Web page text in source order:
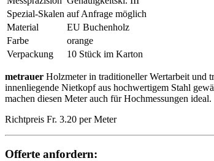
Spezial-Skalen auf Anfrage möglich
Material
EU Buchenholz
Farbe
orange
Verpackung
10 Stück im Karton
metrauer Holzmeter in traditioneller Wertarbeit und
innenliegende Nietkopf aus hochwertigem Stahl
machen diesen Meter auch für Hochmessungen ideal.
Richtpreis Fr. 3.20 per Meter
Offerte anfordern: